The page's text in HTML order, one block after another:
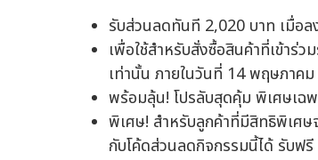
รับส่วนลดทันที 2,020 บาท เมื่
เพื่อใช้สำหรับสั่งซื้อสินค้าที่เข้าร่
เท่านั้น ภายในวันที่ 14 พฤษภาค
พร้อมลุ้น! โปรลับสุดคุ้ม พิเศษเฉพ
พิเศษ! สำหรับลูกค้าที่มีสิทธิพิเศ
กับโค้ดส่วนลดกิจกรรมนี้ได้ รับฟ